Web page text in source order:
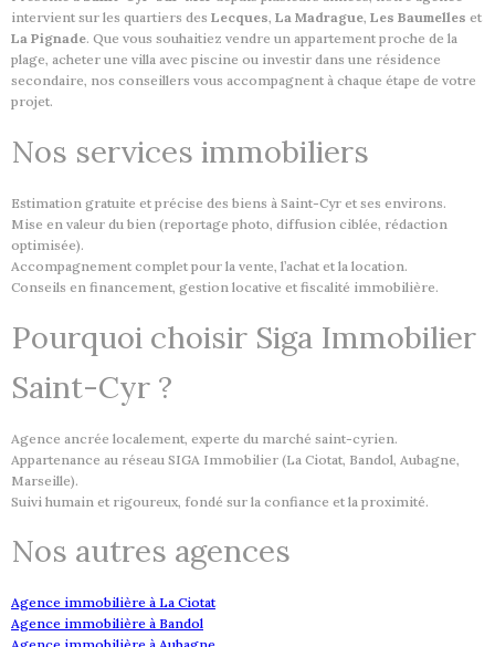
intervient sur les quartiers des Lecques, La Madrague, Les Baumelles et
La Pignade. Que vous souhaitiez vendre un appartement proche de la
plage, acheter une villa avec piscine ou investir dans une résidence
secondaire, nos conseillers vous accompagnent à chaque étape de votre
projet.
Nos services immobiliers
Estimation gratuite et précise des biens à Saint-Cyr et ses environs.
Mise en valeur du bien (reportage photo, diffusion ciblée, rédaction
optimisée).
Accompagnement complet pour la vente, l’achat et la location.
Conseils en financement, gestion locative et fiscalité immobilière.
Pourquoi choisir Siga Immobilier
Saint-Cyr ?
Agence ancrée localement, experte du marché saint-cyrien.
Appartenance au réseau SIGA Immobilier (La Ciotat, Bandol, Aubagne,
Marseille).
Suivi humain et rigoureux, fondé sur la confiance et la proximité.
Nos autres agences
Agence immobilière à La Ciotat
Agence immobilière à Bandol